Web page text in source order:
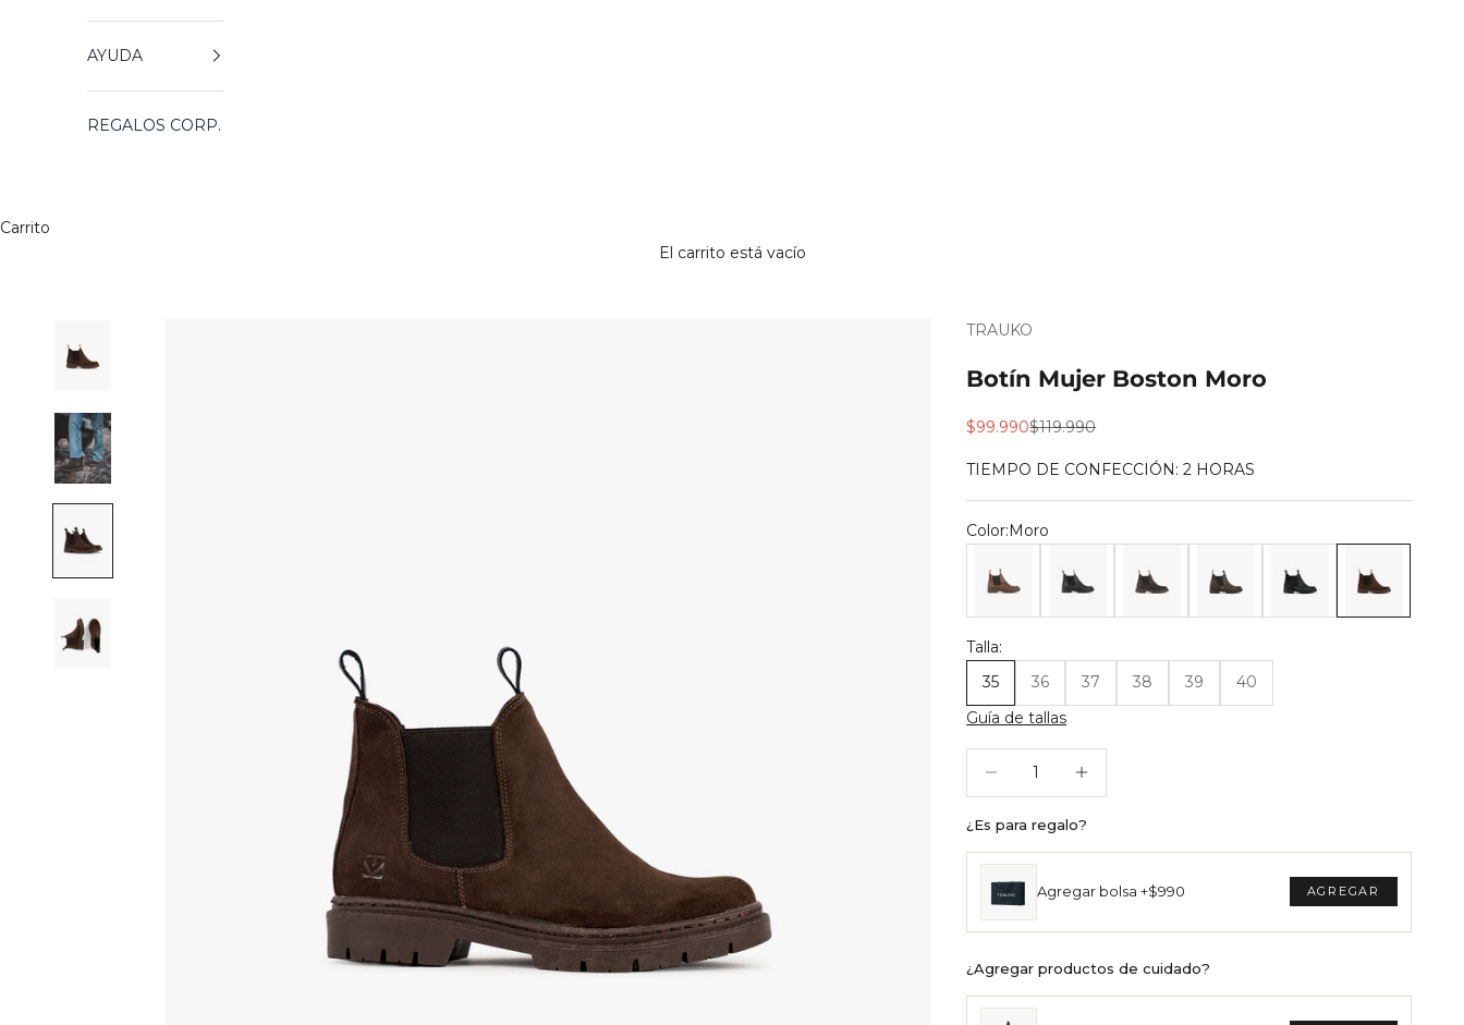
AYUDA
REGALOS CORP.
Carrito
El carrito está vacío
TRAUKO
Botín Mujer Boston Moro
Precio de oferta
$99.990Precio normal
$119.990
TIEMPO DE CONFECCIÓN: 2 HORAS
Color:Moro
Talla:
35
36 37 38 39
40
Guía de tallas
¿Es para regalo?
¿Es
regalo?
Agregar bolsa +$990
¿Agregar productos de cuidado?
¿Agregar
de